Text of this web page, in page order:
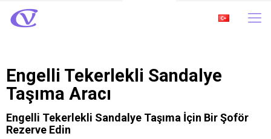
Engelli Tekerlekli Sandalye
Taşıma Aracı
Engelli Tekerlekli Sandalye Taşıma İçin Bir Şoför
Rezerve Edin